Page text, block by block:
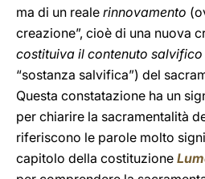
ma di un reale rinnovamento
creazione”, cioè di una nuova
costituiva il contenuto salvifico
“sostanza salvifica”) del
Questa constatazione ha un
per chiarire la sacramentalità
riferiscono le parole molto
capitolo della costituzione